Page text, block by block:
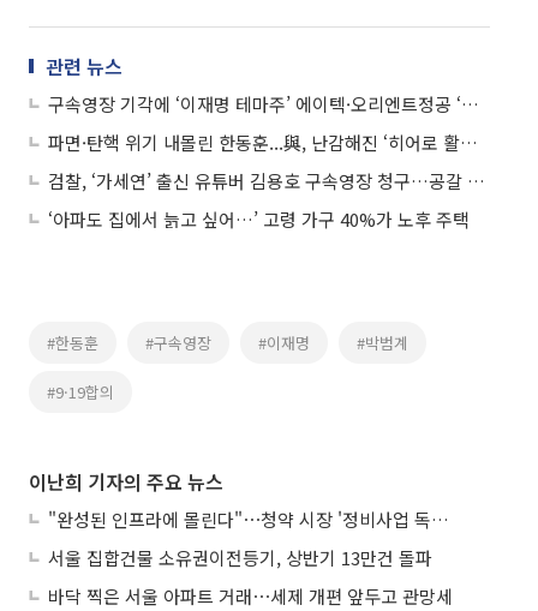
관련 뉴스
구속영장 기각에 ‘이재명 테마주’ 에이텍·오리엔트정공 ‘상한가’
파면·탄핵 위기 내몰린 한동훈...與, 난감해진 ‘히어로 활용법’
검찰, ‘가세연’ 출신 유튜버 김용호 구속영장 청구…공갈 혐의
‘아파도 집에서 늙고 싶어…’ 고령 가구 40%가 노후 주택
#한동훈 #구속영장 #이재명 #박범계
#9·19합의
이난희 기자의 주요 뉴스
"완성된 인프라에 몰린다"⋯청약 시장 '정비사업 독주' 42배 격차
서울 집합건물 소유권이전등기, 상반기 13만건 돌파
바닥 찍은 서울 아파트 거래⋯세제 개편 앞두고 관망세